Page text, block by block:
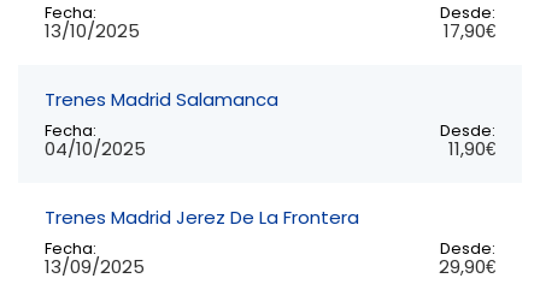
Fecha:
13/10/2025
Desde:
17,90€
Trenes Madrid Salamanca
Fecha:
04/10/2025
Desde:
11,90€
Trenes Madrid Jerez De La Frontera
Fecha:
13/09/2025
Desde:
29,90€